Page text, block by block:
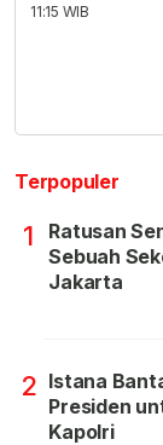
11:15 WIB
Terpopuler
1
Ratusan
Sebuah
Jakarta
2 Istana
Presiden
Kapolri